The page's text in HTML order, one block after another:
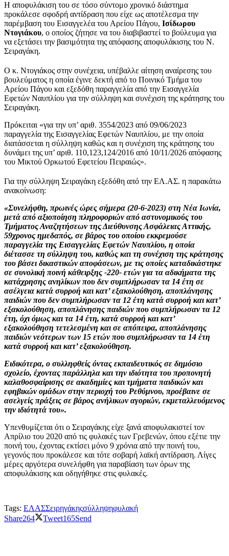
Η αποφυλάκιση του σε τόσο σύντομο χρονικό διάστημα
προκάλεσε σφοδρή αντίδραση που είχε ως αποτέλεσμα την
παρέμβαση του Εισαγγελέα του Αρείου Πάγου, Ισίδωρου
Ντογιάκου, ο οποίος ζήτησε να του διαβιβαστεί το βούλευμα για
να εξετάσει την βασιμότητα της απόφασης αποφυλάκισης του Ν.
Σειραγάκη.
Ο κ. Ντογιάκος στην συνέχεια, υπέβαλλε αίτηση αναίρεσης του
βουλεύματος η οποία έγινε δεκτή από το Ποινικό Τμήμα του
Αρείου Πάγου και εξεδόθη παραγγελία από την Εισαγγελία
Εφετών Ναυπλίου για την σύλληψη και συνέχιση της κράτησης του
Σειραγάκη.
Πρόκειται «για την υπ’ αριθ. 3554/2023 από 09/06/2023
παραγγελία της Εισαγγελίας Εφετών Ναυπλίου, με την οποία
διατάσσεται η σύλληψη καθώς και η συνέχιση της κράτησης του
δυνάμει της υπ’ αριθ. 110,123,124/2016 από 10/11/2026 απόφασης
του Μικτού Ορκωτού Εφετείου Πειραιώς».
Για την σύλληψη Σειραγάκη εξεδόθη από την ΕΛ.ΑΣ. η παρακάτω
ανακοίνωση:
«Συνελήφθη, πρωινές ώρες σήμερα (20-6-2023) στη Νέα Ιωνία,
μετά από αξιοποίηση πληροφοριών από αστυνομικούς του
Τμήματος Αναζητήσεων της Διεύθυνσης Ασφάλειας Αττικής,
59χρονος ημεδαπός, σε βάρος του οποίου εκκρεμούσε
παραγγελία της Εισαγγελίας Εφετών Ναυπλίου, η οποία
διέτασσε τη σύλληψη του, καθώς και τη συνέχιση της κράτησης
του βάσει δικαστικών αποφάσεων, με τις οποίες καταδικάστηκε
σε συνολική ποινή κάθειρξης -220- ετών για τα αδικήματα της
κατάχρησης ανηλίκων που δεν συμπλήρωσαν τα 14 έτη σε
ασέλγεια κατά συρροή και κατ’ εξακολούθηση, αποπλάνησης
παιδιών που δεν συμπλήρωσαν τα 12 έτη κατά συρροή και κατ’
εξακολούθηση, αποπλάνησης παιδιών που συμπλήρωσαν τα 12
έτη, όχι όμως και τα 14 έτη, κατά συρροή και κατ’
εξακολούθηση τετελεσμένη και σε απόπειρα, αποπλάνησης
παιδιών νεότερων των 15 ετών που συμπλήρωσαν τα 14 έτη
κατά συρροή και κατ’ εξακολούθηση.
Ειδικότερα, ο συλληφθείς όντας εκπαιδευτικός σε δημόσιο
σχολείο, έχοντας παράλληλα και την ιδιότητα του προπονητή
καλαθοσφαίρισης σε ακαδημίες και τμήματα παιδικών και
εφηβικών ομάδων στην περιοχή του Ρεθύμνου, προέβαινε σε
ασελγείς πράξεις σε βάρος ανήλικων αγοριών, εκμεταλλευόμενος
την ιδιότητά του».
Υπενθυμίζεται ότι ο Σειραγάκης είχε ξανά αποφυλακιστεί τον
Απρίλιο του 2020 από τις φυλακές των Γρεβενών, όπου εξέτιε την
ποινή του, έχοντας εκτίσει μόνο 9 χρόνια από την ποινή του,
γεγονός που προκάλεσε και τότε σοβαρή λαϊκή αντίδραση. Λίγες
μέρες αργότερα συνελήφθη για παραβίαση των όρων της
αποφυλάκισης και οδηγήθηκε στις φυλακές.
Tags: ΕΛΑΣΣειρηγάκηςσύλληψηφυλακή
Share264 Tweet165Send